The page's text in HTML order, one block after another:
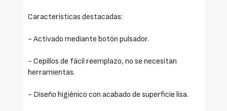
Características destacadas:
- Activado mediante botón pulsador.
- Cepillos de fácil reemplazo, no se necesitan
herramientas.
- Diseño higiénico con acabado de superficie lisa.